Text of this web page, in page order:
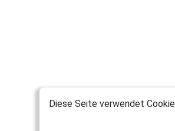
Diese Seite verwendet